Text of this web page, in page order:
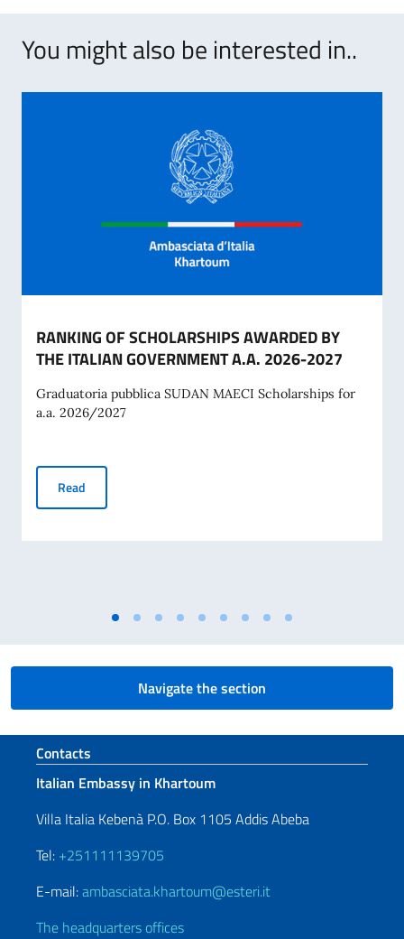
You might also be interested in..
RANKING OF SCHOLARSHIPS AWARDED BY
THE ITALIAN GOVERNMENT A.A. 2026-2027
Graduatoria pubblica SUDAN MAECI Scholarships for
a.a. 2026/2027
Read
Navigate the section
Footer section
Contacts
Italian Embassy in Khartoum
Villa Italia Kebenà P.O. Box 1105 Addis Abeba
Tel: +251111139705
E-mail:ambasciata.khartoum@esteri.it
The headquarters offices